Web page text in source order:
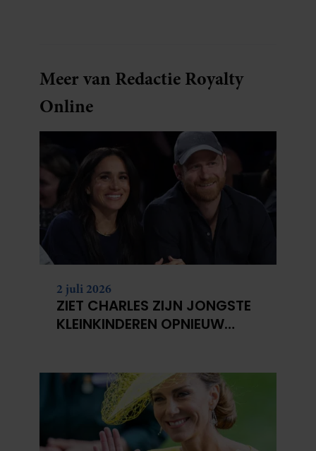
Meer van Redactie Royalty
Online
2 juli 2026
ZIET CHARLES ZIJN JONGSTE
KLEINKINDEREN OPNIEUW